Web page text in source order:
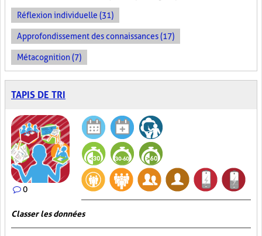
Réflexion individuelle (31)
Approfondissement des connaissances (17)
Métacognition (7)
TAPIS DE TRI
0
Classer les données